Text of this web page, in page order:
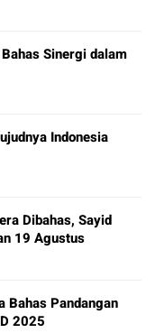
Sinergi dalam
Indonesia
Dibahas, Sayid
19 Agustus
Bahas Pandangan
2025